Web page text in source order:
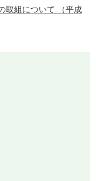
取組について （平成